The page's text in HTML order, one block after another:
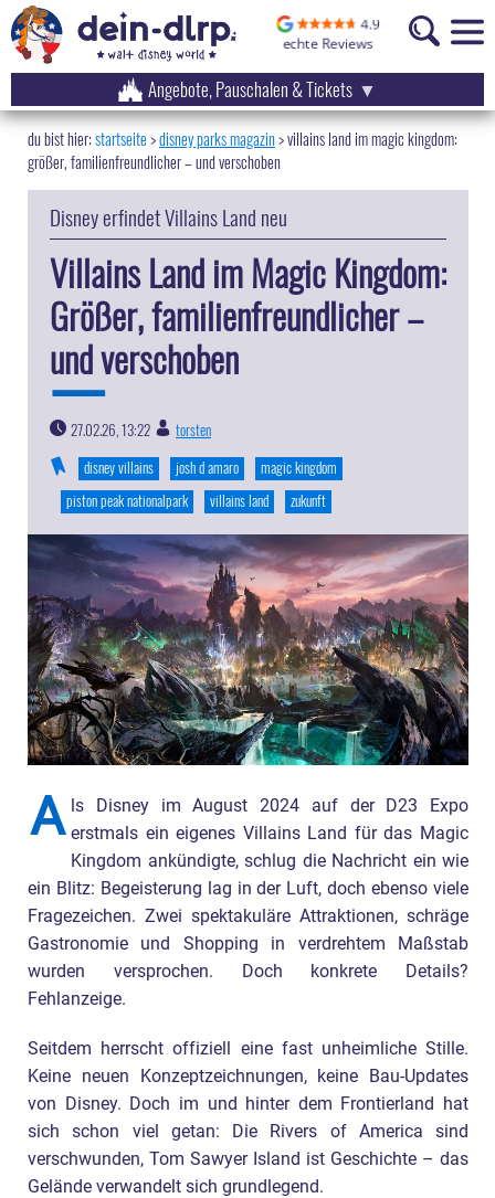
Angebote, Pauschalen & Tickets
startseite disney parks magazin>villains land im magic kingdom:
größer, familienfreundlicher – und verschoben
Disney erfindet Villains Land neu
Villains Land im Magic Kingdom:
Größer, familienfreundlicher –
und verschoben
27.02.26, 13:22
torsten
disney villains
josh d amaro
magic kingdom
piston peak nationalpark
villains land zukunft
A ls Disney im August 2024 auf der D23 Expo
erstmals ein eigenes Villains Land für das Magic
Kingdom ankündigte, schlug die Nachricht ein wie
ein Blitz: Begeisterung lag in der Luft, doch ebenso viele
Fragezeichen. Zwei spektakuläre Attraktionen, schräge
Gastronomie und Shopping in verdrehtem Maßstab
wurden versprochen. Doch konkrete Details?
Fehlanzeige.
Seitdem herrscht offiziell eine fast unheimliche Stille.
Keine neuen Konzeptzeichnungen, keine Bau-Updates
von Disney. Doch im und hinter dem Frontierland hat
sich schon viel getan: Die Rivers of America sind
verschwunden, Tom Sawyer Island ist Geschichte – das
Gelände verwandelt sich grundlegend.